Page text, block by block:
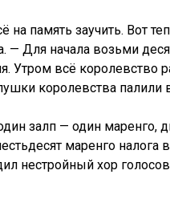
память заучить. Вот
— Для начала возьми
Утром всё королевство
королевства палили
залп — один маренго,
маренго налога
нестройный хор